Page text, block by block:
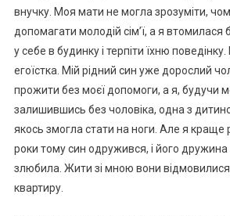
внучку. Моя мати не могла зрозуміти,
допомагати молодій сім’ї, а я
у себе в будинку і терпіти їхню
егоїстка. Мій рідний син уже дорослий
прожити без моєї допомоги, а я, будучи
залишившись без чоловіка, одна з
якось змогла стати на ноги. Але я краще
роки тому син одружився, і його
злюбила. Жити зі мною вони
квартиру.